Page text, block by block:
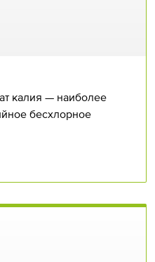
калия — наиболее
бесхлорное